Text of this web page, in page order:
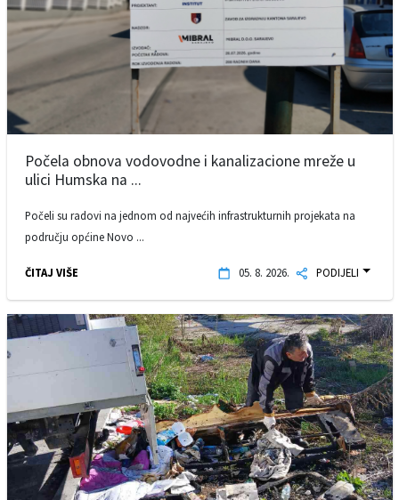
Počela obnova vodovodne i kanalizacione mreže u
ulici Humska na ...
Počeli su radovi na jednom od najvećih infrastrukturnih projekata na
području općine Novo ...
ČITAJ VIŠE 05. 8. 2026. PODIJELI